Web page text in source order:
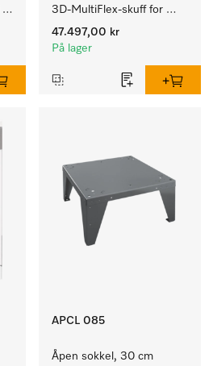
3D-MultiFlex-skuff for
store oppvaskmengder i
husholdninger, kantiner,
47.497,00 kr
På lager
APCL 085
Åpen sokkel, 30 cm